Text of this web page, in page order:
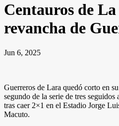
Centauros de
revancha de
Jun 6, 2025
Guerreros de Lara quedó corto en
segundo de la serie de tres
tras caer 2×1 en el Estadio Jorge
Macuto.